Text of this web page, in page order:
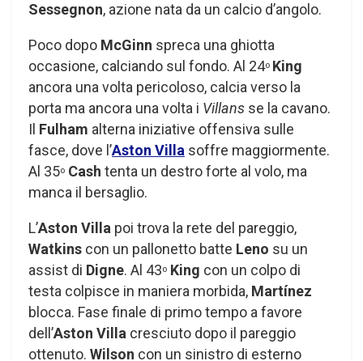
Sessegnon, azione nata da un calcio d’angolo.
Poco dopo McGinn spreca una ghiotta
occasione, calciando sul fondo. Al 24o King
ancora una volta pericoloso, calcia verso la
porta ma ancora una volta i Villans se la cavano.
Il Fulham alterna iniziative offensiva sulle
fasce, dove l’Aston Villa soffre maggiormente.
Al 35o Cash tenta un destro forte al volo, ma
manca il bersaglio.
L’Aston Villa poi trova la rete del pareggio,
Watkins con un pallonetto batte Leno su un
assist di Digne. Al 43o King con un colpo di
testa colpisce in maniera morbida, Martínez
blocca. Fase finale di primo tempo a favore
dell’Aston Villa cresciuto dopo il pareggio
ottenuto. Wilson con un sinistro di esterno